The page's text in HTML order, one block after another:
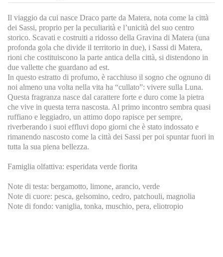
Il viaggio da cui nasce Draco parte da Matera, nota come la città
dei Sassi, proprio per la peculiarità e l’unicità del suo centro
storico. Scavati e costruiti a ridosso della Gravina di Matera (una
profonda gola che divide il territorio in due), i Sassi di Matera,
rioni che costituiscono la parte antica della città, si distendono in
due vallette che guardano ad est.
In questo estratto di profumo, è racchiuso il sogno che ognuno di
noi almeno una volta nella vita ha “cullato”: vivere sulla Luna.
Questa fragranza nasce dal carattere forte e duro come la pietra
che vive in questa terra nascosta. Al primo incontro sembra quasi
ruffiano e leggiadro, un attimo dopo rapisce per sempre,
riverberando i suoi effluvi dopo giorni che è stato indossato e
rimanendo nascosto come la città dei Sassi per poi spuntar fuori in
tutta la sua piena bellezza.
Famiglia olfattiva: esperidata verde fiorita
Note di testa: bergamotto, limone, arancio, verde
Note di cuore: pesca, gelsomino, cedro, patchouli, magnolia
Note di fondo: vaniglia, tonka, muschio, pera, eliotropio